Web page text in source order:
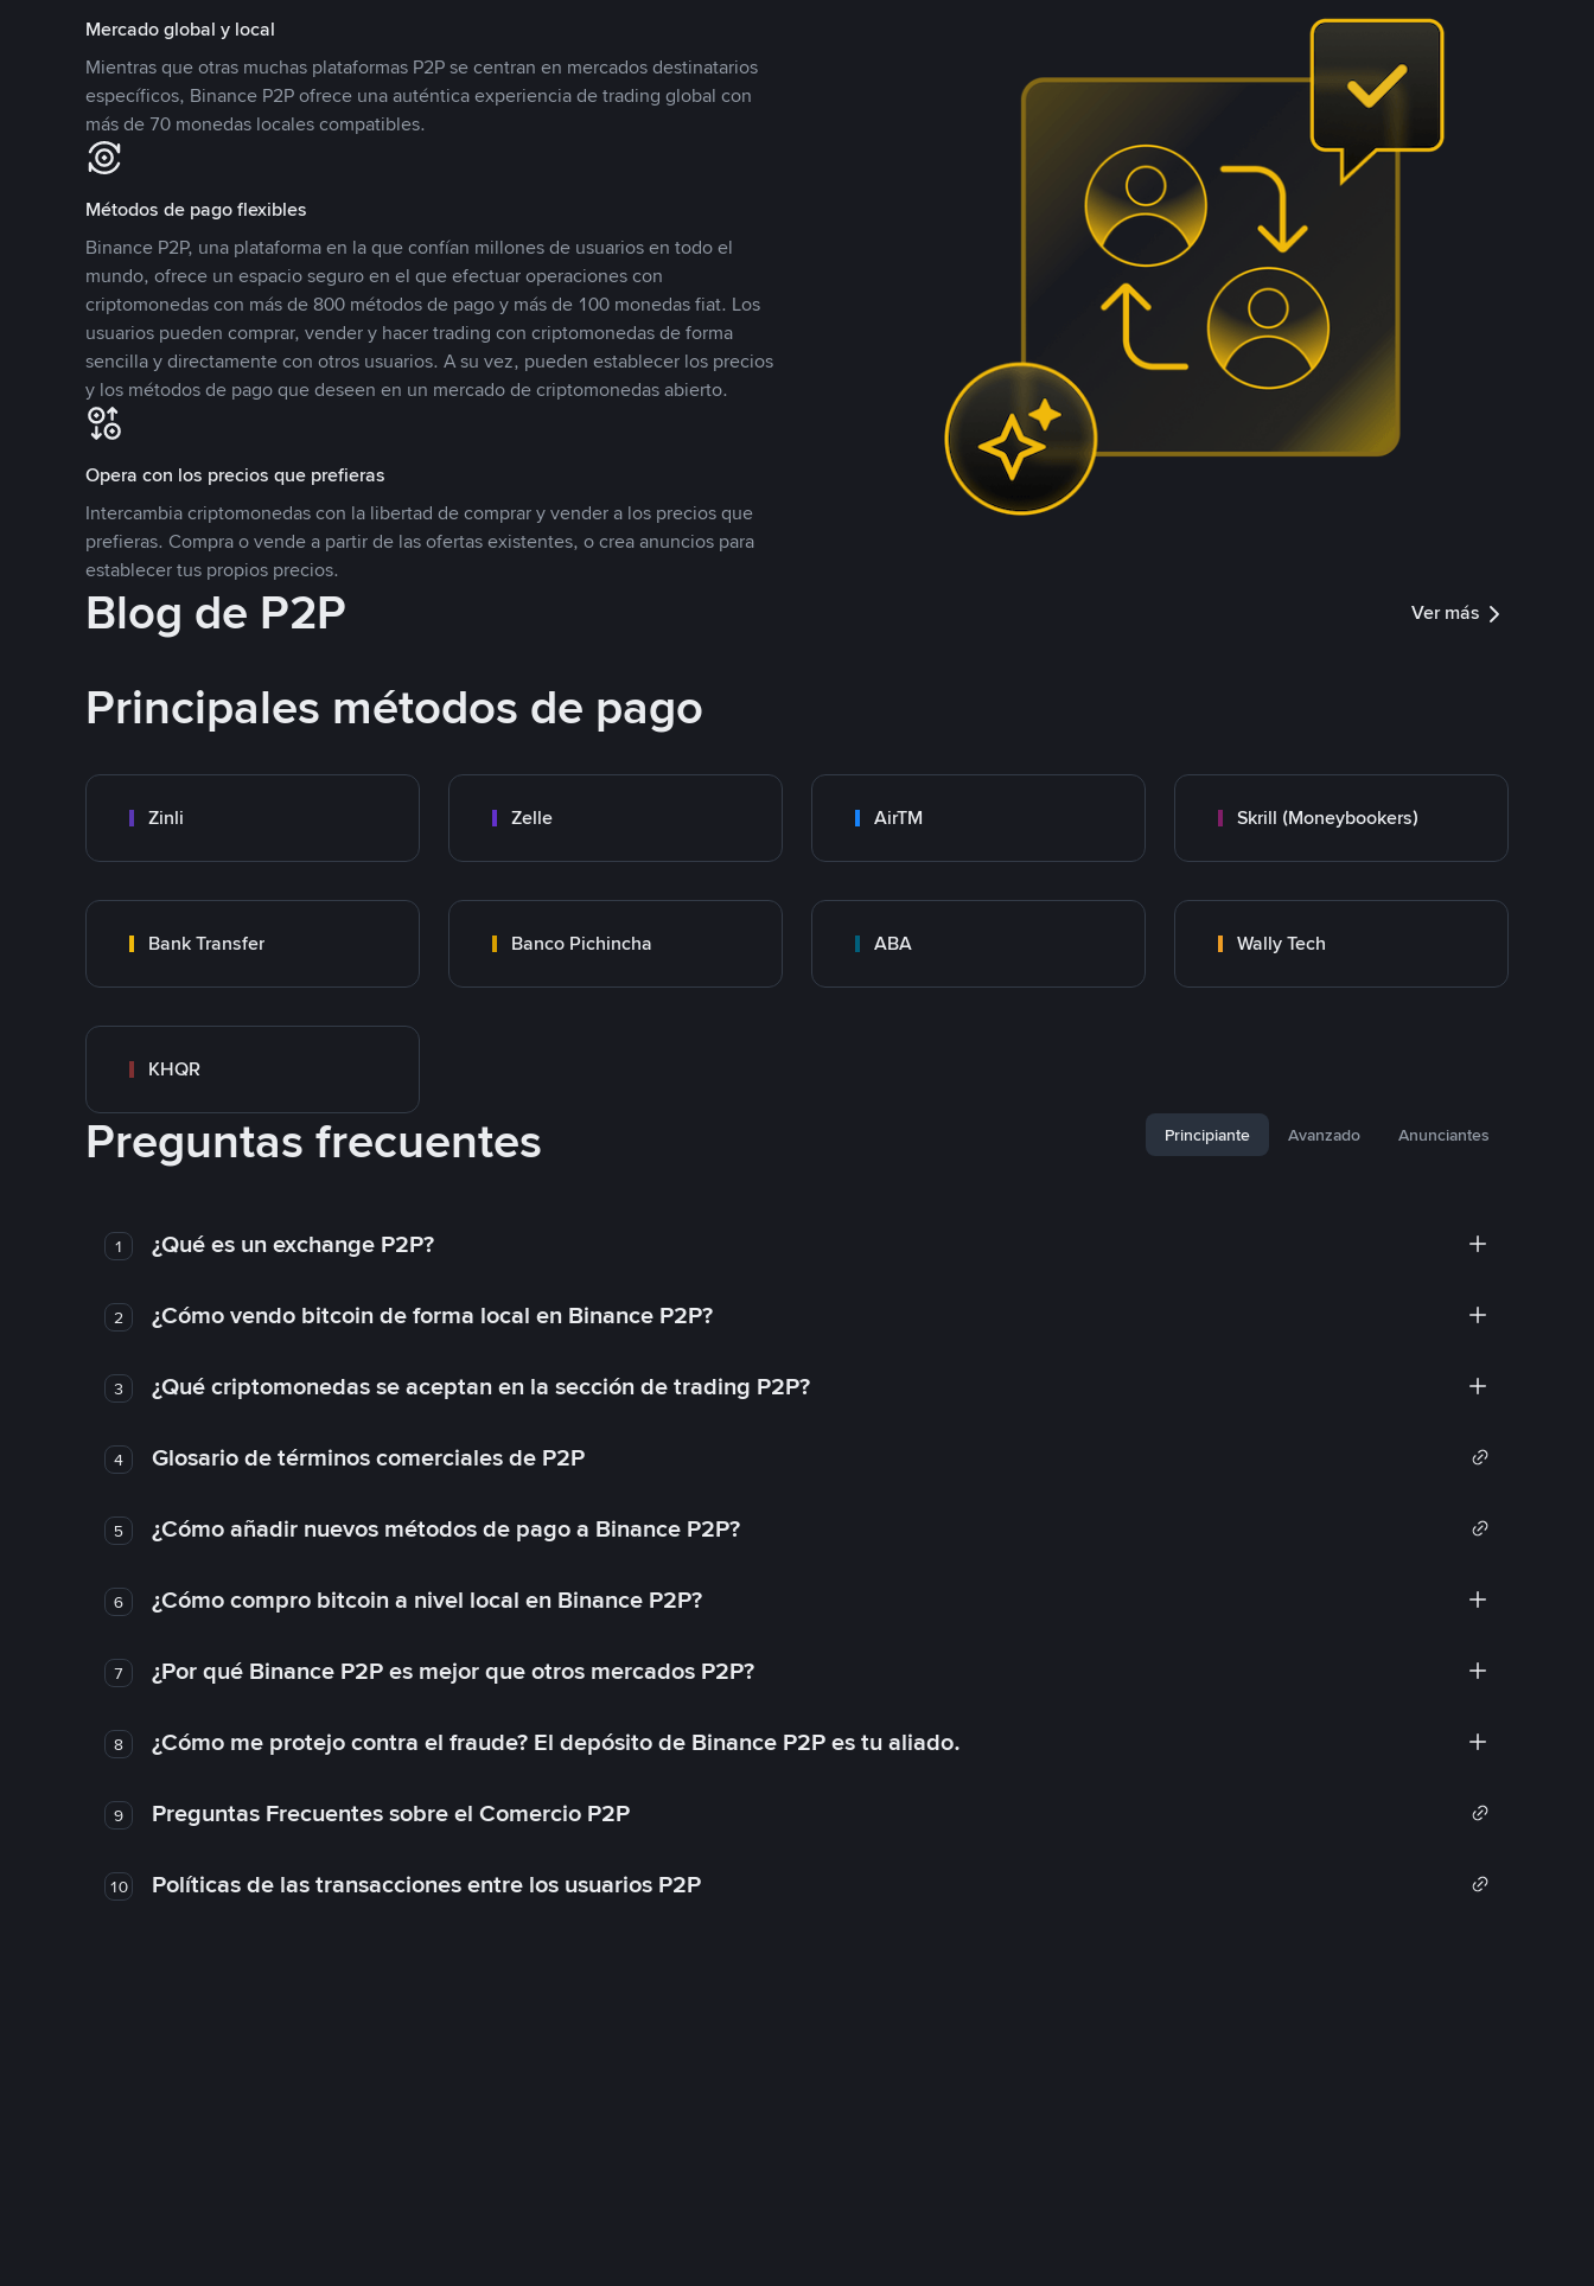
Mercado global y local
Mientras que otras muchas plataformas P2P se centran en mercados destinatarios
específicos, Binance P2P ofrece una auténtica experiencia de trading global con
más de 70 monedas locales compatibles.
Métodos de pago flexibles
Binance P2P, una plataforma en la que confían millones de usuarios en todo el
mundo, ofrece un espacio seguro en el que efectuar operaciones con
criptomonedas con más de 800 métodos de pago y más de 100 monedas fiat. Los
usuarios pueden comprar, vender y hacer trading con criptomonedas de forma
sencilla y directamente con otros usuarios. A su vez, pueden establecer los precios
y los métodos de pago que deseen en un mercado de criptomonedas abierto.
Opera con los precios que prefieras
Intercambia criptomonedas con la libertad de comprar y vender a los precios que
prefieras. Compra o vende a partir de las ofertas existentes, o crea anuncios para
establecer tus propios precios.
Blog de P2P Ver más
Principales métodos de pago
Zinli Zelle AirTM Skrill (Moneybookers)
Bank Transfer Banco Pichincha ABA Wally Tech
KHQR
Preguntas frecuentes Principiante Avanzado Anunciantes
1 ¿Qué es un exchange P2P?
2 ¿Cómo vendo bitcoin de forma local en Binance P2P?
3 ¿Qué criptomonedas se aceptan en la sección de trading P2P?
4 Glosario de términos comerciales de P2P
5 ¿Cómo añadir nuevos métodos de pago a Binance P2P?
6 ¿Cómo compro bitcoin a nivel local en Binance P2P?
7 ¿Por qué Binance P2P es mejor que otros mercados P2P?
8 ¿Cómo me protejo contra el fraude? El depósito de Binance P2P es tu aliado.
9 Preguntas Frecuentes sobre el Comercio P2P
10 Políticas de las transacciones entre los usuarios P2P